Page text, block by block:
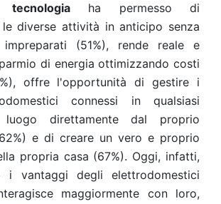
ha permesso di
le diverse attività in anticipo senza
(51%), rende reale e
di energia ottimizzando costi
offre l'opportunità di gestire i
connessi in qualsiasi
direttamente dal proprio
e di creare un vero e proprio
propria casa (67%). Oggi, infatti,
i vantaggi degli elettrodomestici
maggiormente con loro,